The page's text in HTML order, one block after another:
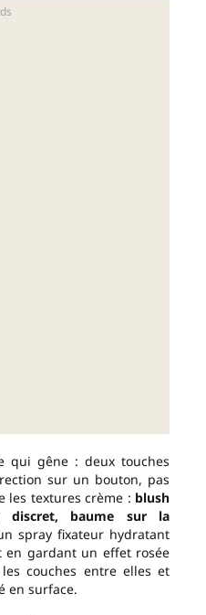
qui gêne : deux touches
sur un bouton, pas
les textures crème : blush
discret, baume sur la
spray fixateur hydratant
gardant un effet rosée
couches entre elles et
en surface.